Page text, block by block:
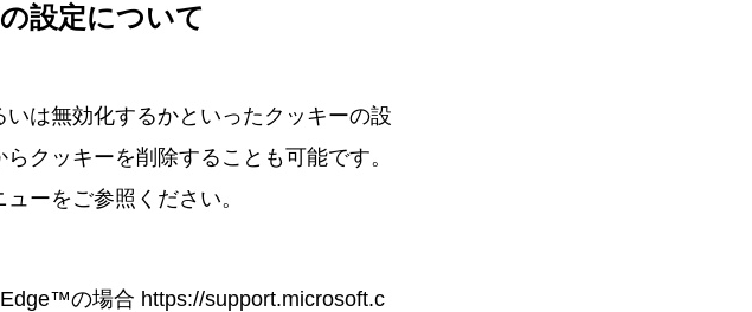
設定について
は無効化するかといったクッキーの設
クッキーを削除することも可能です。
ーをご参照ください。
の場合 https://support.microsoft.c